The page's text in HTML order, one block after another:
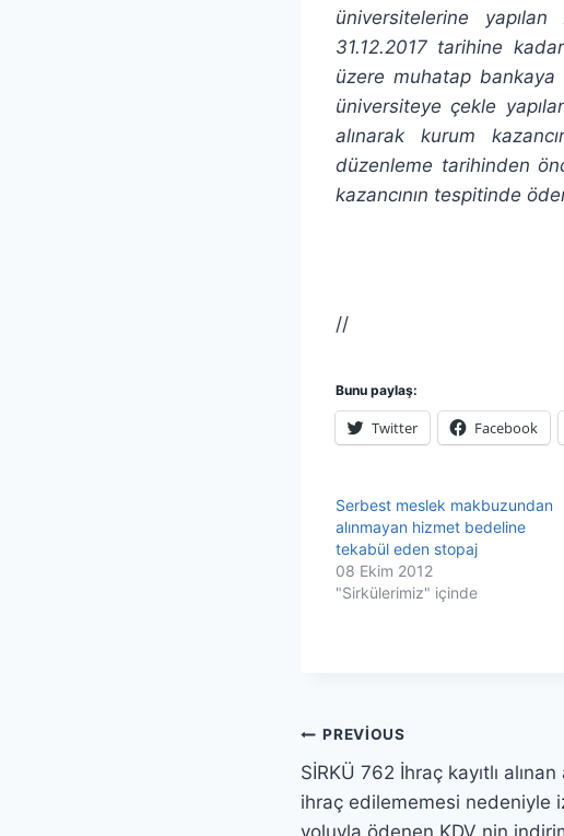
üniversitelerine
31.12.2017 tarihine
üzere muhatap bankaya
üniversiteye çekle
alınarak kurum
düzenleme tarihinden
kazancının tespitinde
//
Bunu paylaş:
Twitter Facebook
Serbest meslek makbuzundan
alınmayan hizmet bedeline
tekabül eden stopaj
08 Ekim 2012
"Sirkülerimiz" içinde
Yazı
gezinmesi
PREVIOUS
SİRKÜ 762 İhraç kayıtlı
ihraç edilememesi nedeniyle
yoluyla ödenen KDV nin